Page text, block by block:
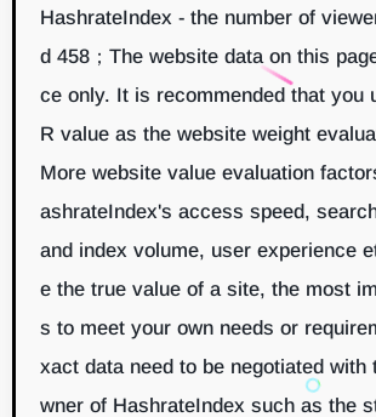
HashrateIndex - the number of
d 458；The website data on this
ce only. It is recommended that you
R value as the website weight
More website value evaluation
ashrateIndex's access speed,
and index volume, user experience
e the true value of a site, the most
s to meet your own needs or
xact data need to be negotiated with
wner of HashrateIndex such as the